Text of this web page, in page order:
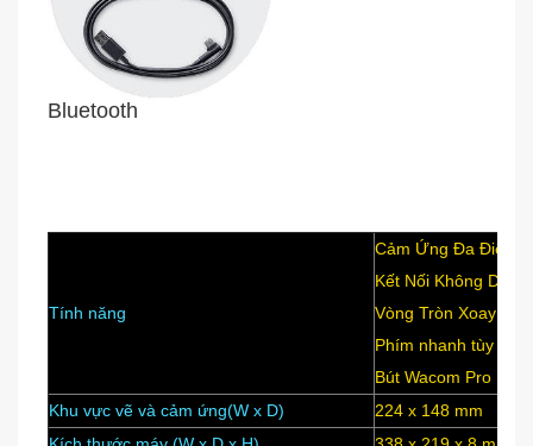
Bluetooth
Tính năng
Cảm Ứng Đa Điểm
Kết Nối Không Dây
Vòng Tròn Xoay Đa
Phím nhanh tùy
Bút Wacom Pro Pen
Khu vực vẽ và cảm ứng(W x D)
224 x 148 mm